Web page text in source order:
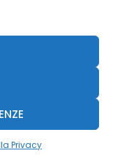
Privacy
€ 468.000 -
Web Marketing